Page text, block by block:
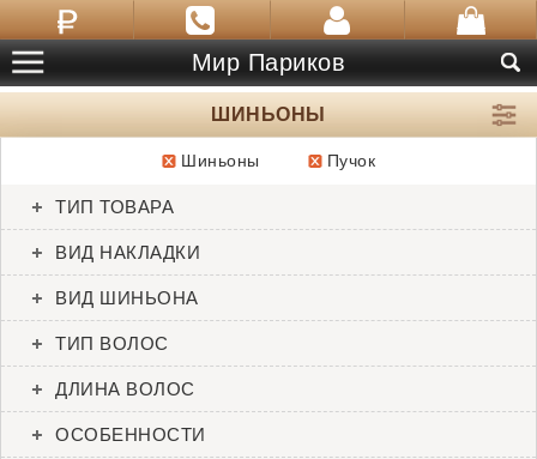
Мир Париков
ШИНЬОНЫ
Шиньоны Пучок
ТИП ТОВАРА
ВИД НАКЛАДКИ
ВИД ШИНЬОНА
ТИП ВОЛОС
ДЛИНА ВОЛОС
ОСОБЕННОСТИ
Aperitif
Raquel Welch